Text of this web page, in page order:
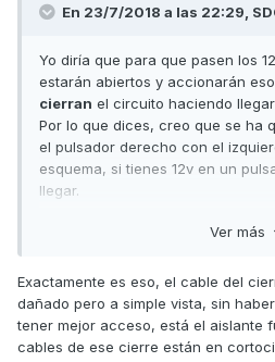
En 23/7/2018 a las 22:29,
Yo diría que para que pasen los
estarán abiertos y accionarán
cierran el circuito haciendo
Por lo que dices, creo que se ha
el pulsador derecho con el
esquema, si tienes 12v en un
llegar.
Ver más
Exactamente es eso, el cable del
dañado pero a simple vista, sin
tener mejor acceso, está el aislante
cables de ese cierre están en